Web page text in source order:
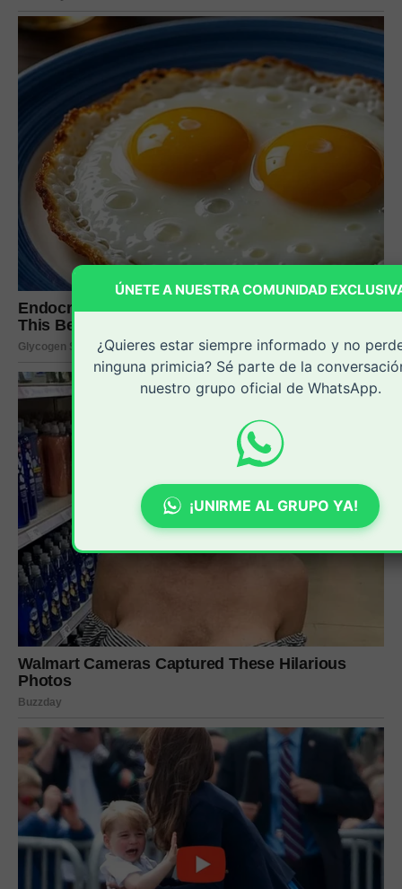
ÚNETE A NUESTRA COMUNIDAD
¿Quieres estar siempre informado y no
ninguna primicia? Sé parte de la
nuestro grupo oficial de WhatsApp.
¡UNIRME AL GRUPO YA!